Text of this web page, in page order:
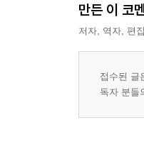
만든 이 코
저자, 역자, 편
접수된 글
독자 분들